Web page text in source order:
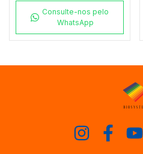
Consulte-nos pelo
WhatsApp